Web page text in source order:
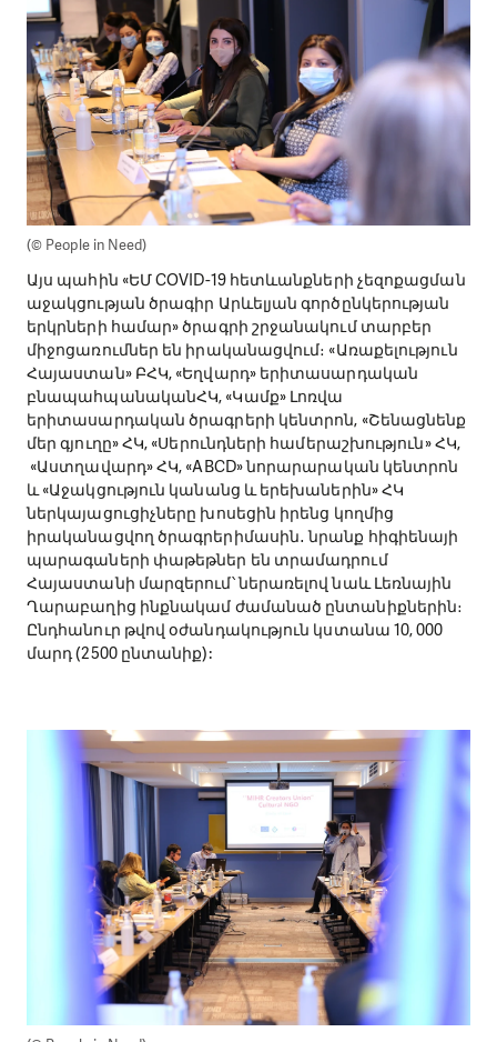
(© People in Need)
Այս պահին «ԵՄ COVID-19 հետևանքների չեզոքացման
աջակցության ծրագիր Արևելյան գործընկերության
երկրների համար» ծրագրի շրջանակում տարբեր
միջոցառումներ են իրականացվում։ «Առաքելություն
Հայաստան» ԲՀԿ, «Եղվարդ» երիտասարդական
բնապահպանականՀԿ, «Կամք» Լոռվա
երիտասարդական ծրագրերի կենտրոն, «Շենացնենք
մեր գյուղը» ՀԿ, «Սերունդների համերաշխություն» ՀԿ,
«Աստղավարդ» ՀԿ, «ABCD» նորարարական կենտրոն
և «Աջակցություն կանանց և երեխաներին» ՀԿ
ներկայացուցիչները խոսեցին իրենց կողմից
իրականացվող ծրագրերիմասին․ նրանք հիգիենայի
պարագաների փաթեթներ են տրամադրում
Հայաստանի մարզերում՝ ներառելով նաև Լեռնային
Ղարաբաղից ինքնակամ ժամանած ընտանիքներին։
Ընդհանուր թվով օժանդակություն կստանա 10, 000
մարդ (2500 ընտանիք):